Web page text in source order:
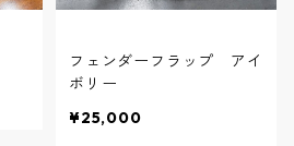
フェンダーフラップ アイ
ボリー
¥25,000